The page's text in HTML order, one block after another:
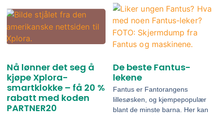
Nå lønner det seg å
kjøpe Xplora-
smartklokke – få 20 %
rabatt med koden
PARTNER20
De beste Fantus-
lekene
Fantus er Fantorangens
lillesøsken, og kjempepopulær
blant de minste barna. Her kan